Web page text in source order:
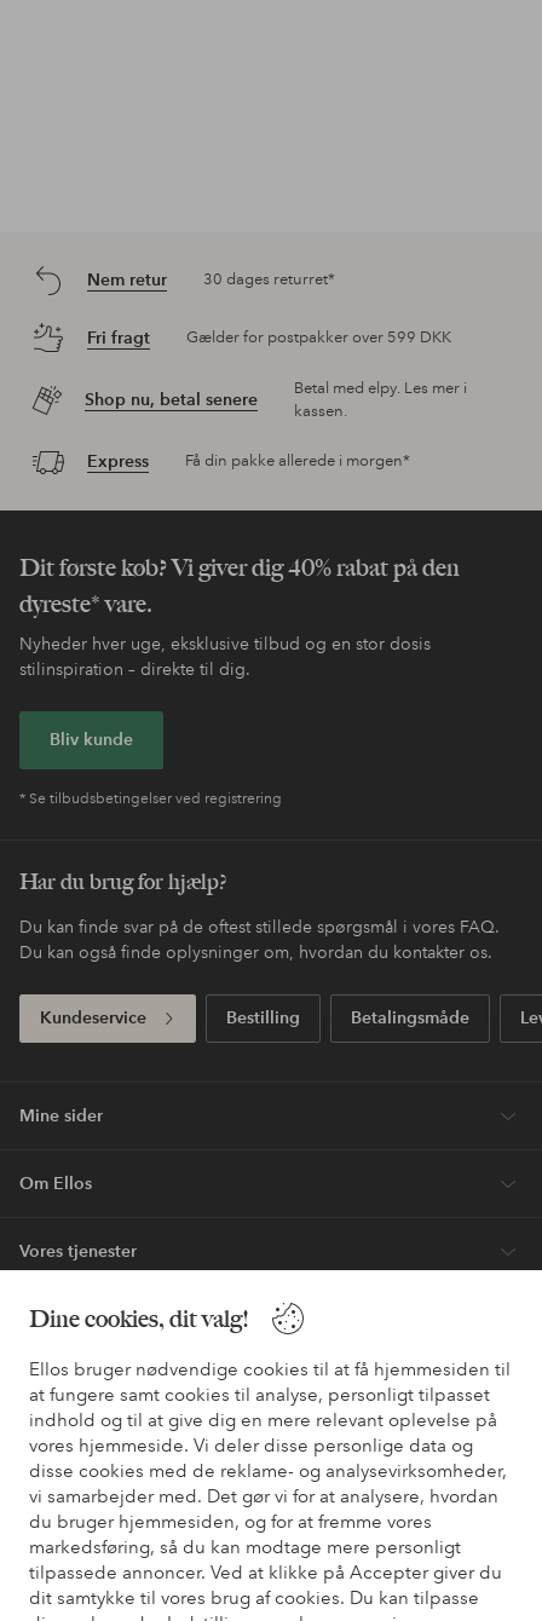
Dine cookies, dit valg!
Ellos bruger nødvendige cookies til at få hjemmesiden til
at fungere samt cookies til analyse, personligt tilpasset
indhold og til at give dig en mere relevant oplevelse på
vores hjemmeside. Vi deler disse personlige data og
disse cookies med de reklame- og analysevirksomheder,
vi samarbejder med. Det gør vi for at analysere, hvordan
du bruger hjemmesiden, og for at fremme vores
markedsføring, så du kan modtage mere personligt
tilpassede annoncer. Ved at klikke på Accepter giver du
dit samtykke til vores brug af cookies. Du kan tilpasse
Nem retur 30 dages returret*
Fri fragt Gælder for postpakker over 599 DKK
Shop nu, betal senere
Betal med elpy. Les mer i
kassen.
Express Få din pakke allerede i morgen*
Dit første køb? Vi giver dig 40% rabat på den
dyreste* vare.
Nyheder hver uge, eksklusive tilbud og en stor dosis
stilinspiration – direkte til dig.
Bliv kunde
* Se tilbudsbetingelser ved registrering
Har du brug for hjælp?
Du kan finde svar på de oftest stillede spørgsmål i vores FAQ.
Du kan også finde oplysninger om, hvordan du kontakter os.
Kundeservice Bestilling Betalingsmåde
Mine sider
Om Ellos
Vores tjenester
Vilkår
Venner
Sikre betalinger - betal nu eller del op
Vil du vide mere om vores betalingsmuligheder
elpy elpy